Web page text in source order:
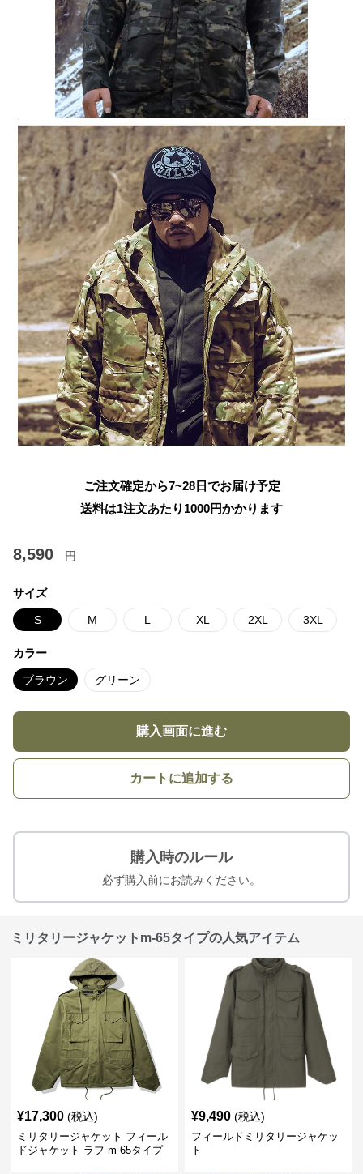
ご注文確定から7~28日でお届け予定
送料は1注文あたり 1000円かかります
8,590 円
サイズ
S M L XL 2XL 3XL
カラー
ブラウン グリーン
購入画面に進む
カートに追加する
購入時のルール
必ず購入前にお読みください。
ミリタリージャケットm-65タイプの人気アイテム
¥17,300 (税込)
ミリタリージャケット フィール
ドジャケット ラフ m-65タイプ
¥9,490 (税込)
フィールドミリタリージャケッ
ト